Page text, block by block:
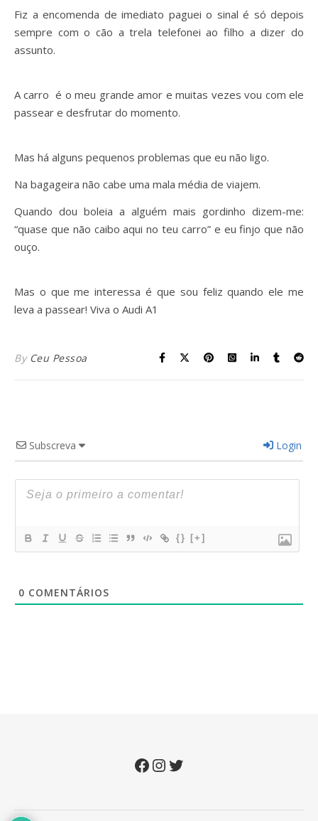
Fiz a encomenda de imediato paguei o sinal é só depois
sempre com o cão a trela telefonei ao filho a dizer do
assunto.
A carro é o meu grande amor e muitas vezes vou com ele
passear e desfrutar do momento.
Mas há alguns pequenos problemas que eu não ligo.
Na bagageira não cabe uma mala média de viajem.
Quando dou boleia a alguém mais gordinho dizem-me:
“quase que não caibo aqui no teu carro” e eu finjo que não
ouço.
Mas o que me interessa é que sou feliz quando ele me
leva a passear! Viva o Audi A1
By Ceu Pessoa
Subscreva Login
{} [+]
0 COMENTÁRIOS
Facebook
Instagram
Twitter